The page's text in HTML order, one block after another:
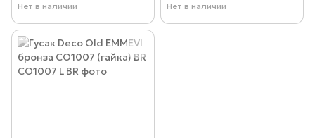
Нет в наличии Нет в наличии